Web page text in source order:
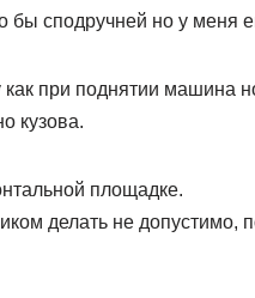
бы сподручней но у меня
при поднятии машина
кузова.
площадке.
делать не допустимо,